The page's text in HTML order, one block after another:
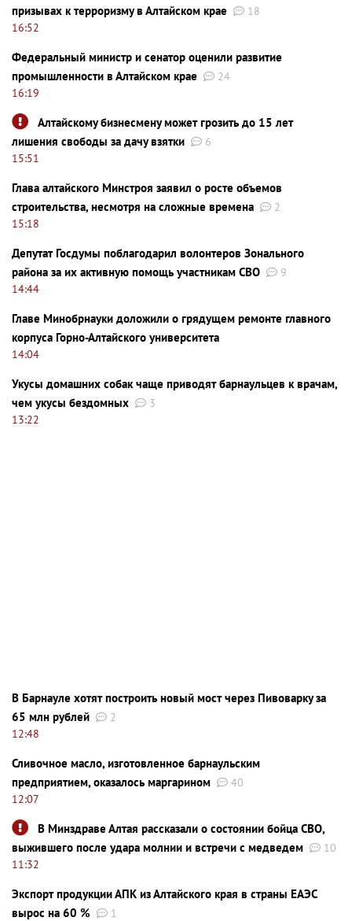
призывах к терроризму в Алтайском крае
18
16:52
Федеральный министр и сенатор оценили развитие
промышленности в Алтайском крае
24
16:19
Алтайскому бизнесмену может грозить до 15 лет
лишения свободы за дачу взятки
6
15:51
Глава алтайского Минстроя заявил о росте объемов
строительства, несмотря на сложные времена
2
15:18
Депутат Госдумы поблагодарил волонтеров Зонального
района за их активную помощь участникам СВО
9
14:44
Главе Минобрнауки доложили о грядущем ремонте главного
корпуса Горно-Алтайского университета
14:04
Укусы домашних собак чаще приводят барнаульцев к врачам,
чем укусы бездомных
3
13:22
В Барнауле хотят построить новый мост через Пивоварку за
65 млн рублей
2
12:48
Сливочное масло, изготовленное барнаульским
предприятием, оказалось маргарином
40
12:07
В Минздраве Алтая рассказали о состоянии бойца СВО,
выжившего после удара молнии и встречи с медведем
10
11:32
Экспорт продукции АПК из Алтайского края в страны ЕАЭС
вырос на 60 %
1